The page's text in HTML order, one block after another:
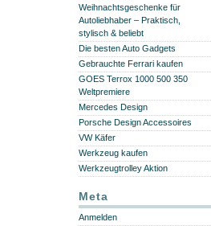
Weihnachtsgeschenke für
Autoliebhaber – Praktisch,
stylisch & beliebt
Die besten Auto Gadgets
Gebrauchte Ferrari kaufen
GOES Terrox 1000 500 350
Weltpremiere
Mercedes Design
Porsche Design Accessoires
VW Käfer
Werkzeug kaufen
Werkzeugtrolley Aktion
Meta
Anmelden